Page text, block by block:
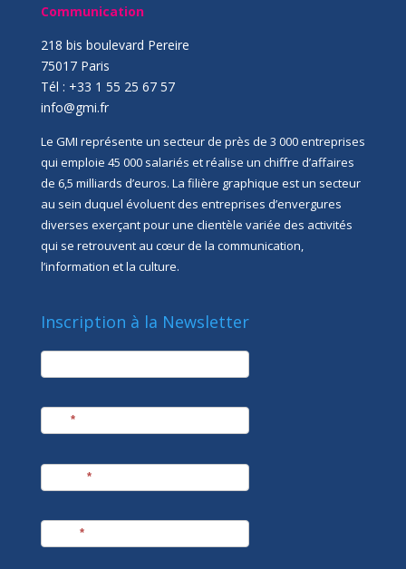
Communication
218 bis boulevard Pereire
75017 Paris
Tél : +33 1 55 25 67 57
info@gmi.fr
Le GMI représente un secteur de près de 3 000 entreprises
qui emploie 45 000 salariés et réalise un chiffre d’affaires
de 6,5 milliards d’euros. La filière graphique est un secteur
au sein duquel évoluent des entreprises d’envergures
diverses exerçant pour une clientèle variée des activités
qui se retrouvent au cœur de la communication,
l’information et la culture.
Inscription à la Newsletter
newsletter
*
*
*